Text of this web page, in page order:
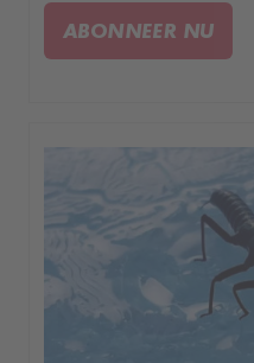
onthuld maffia-
geruchtmakende
ABONNEER NU